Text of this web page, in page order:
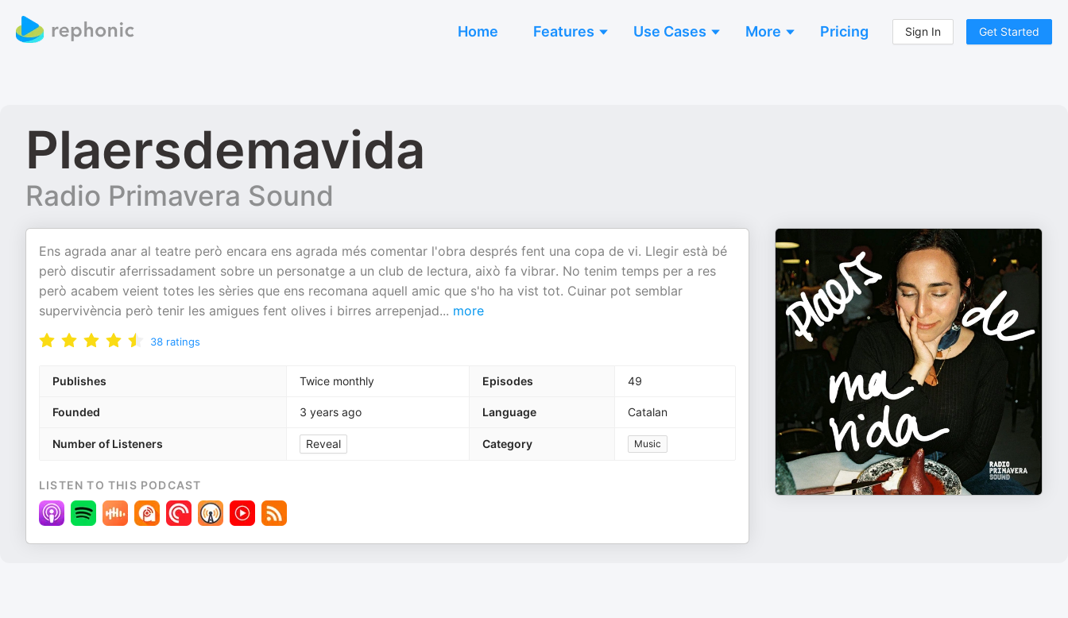
Home Features Use Cases More Pricing Sign In Get Started
Plaersdemavida
Radio Primavera Sound
Ens agrada anar al teatre però encara ens agrada més comentar l'obra després fent una copa de vi. Llegir està bé
però discutir aferrissadament sobre un personatge a un club de lectura, això fa vibrar. No tenim temps per a res
però acabem veient totes les sèries que ens recomana aquell amic que s'ho ha vist tot. Cuinar pot semblar
supervivència però tenir les amigues fent olives i birres arrepenjad... more
38 ratings
Publishes Twice monthly Episodes 49
Founded 3 years ago Language Catalan
Number of Listeners Reveal Category Music
LISTEN TO THIS PODCAST